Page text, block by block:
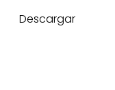
Descargar